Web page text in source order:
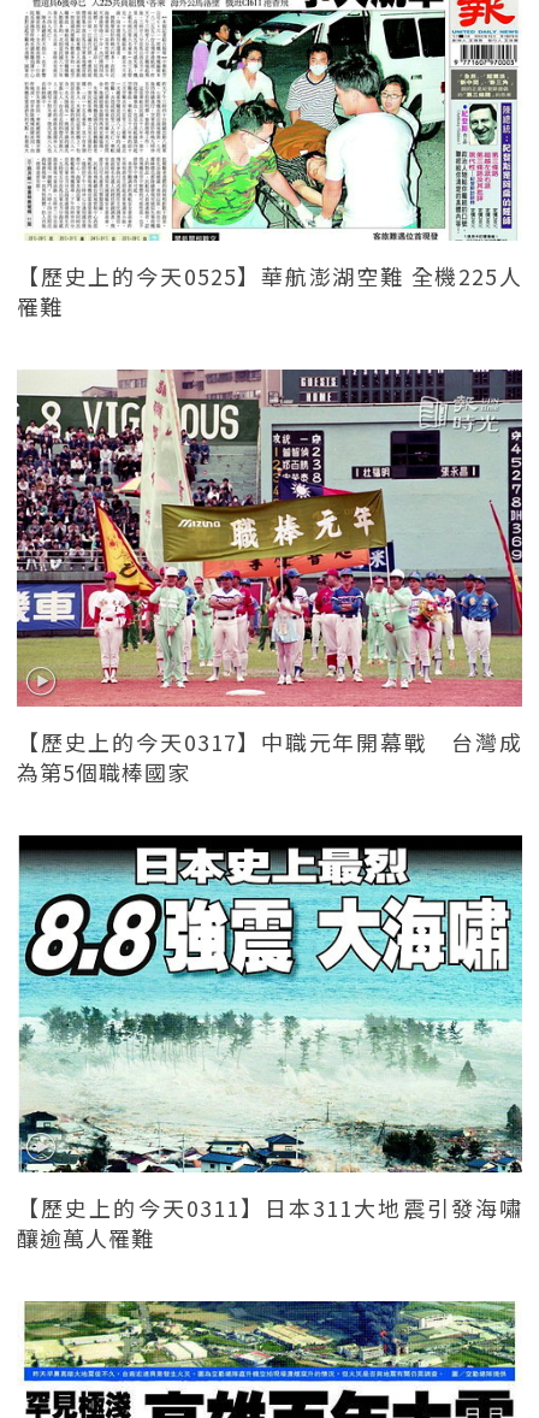
【歷史上的今天0525】華航澎湖空難 全機225人
罹難
【歷史上的今天0317】中職元年開幕戰 台灣成
為第5個職棒國家
【歷史上的今天0311】日本311大地震引發海嘯
釀逾萬人罹難